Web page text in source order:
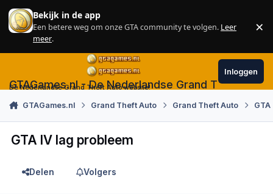
Skip to content
Bekijk in de app
Een betere weg om onze GTA community te volgen. Leer
meer.
×
GTAGames.nl - De Nederlandse Grand Theft Auto
De Nederlandse Grand Theft Auto website!
Inloggen
GTAGames.nl Grand Theft Auto Grand Theft Auto
GTA IV lag probleem
Delen Volgers